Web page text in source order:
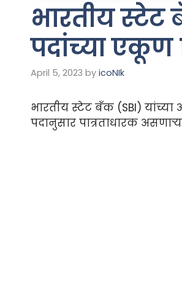
भारतीय स्टेट
पदांच्या एकूण
April 5, 2023 by icoNIk
भारतीय स्टेट बँक (SBI) यांच्या
पदानुसार पात्रताधारक